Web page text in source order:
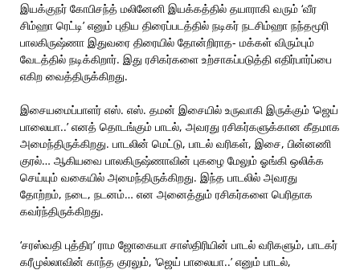
இயக்குநர் கோபிசந்த் மலினேனி இயக்கத்தில் தயாராகி வரும் ‘வீர
சிம்ஹா ரெட்டி’ எனும் புதிய திரைப்படத்தில் நடிகர் நடசிம்ஹா நந்தமூரி
பாலகிருஷ்ணா இதுவரை திரையில் தோன்றிராத- மக்கள் விரும்பும்
வேடத்தில் நடிக்கிறார். இது ரசிகர்களை உற்சாகப்படுத்தி எதிர்பார்ப்பை
எகிற வைத்திருக்கிறது.
இசையமைப்பாளர் எஸ். எஸ். தமன் இசையில் உருவாகி இருக்கும் ‘ஜெய்
பாலையா..’ எனத் தொடங்கும் பாடல், அவரது ரசிகர்களுக்கான கீதமாக
அமைந்திருக்கிறது. பாடலின் மெட்டு, பாடல் வரிகள், இசை, பின்னணி
குரல்… ஆகியவை பாலகிருஷ்ணாவின் புகழை மேலும் ஓங்கி ஒலிக்க
செய்யும் வகையில் அமைந்திருக்கிறது. இந்த பாடலில் அவரது
தோற்றம், நடை, நடனம்… என அனைத்தும் ரசிகர்களை பெரிதாக
கவர்ந்திருக்கிறது.
‘சரஸ்வதி புத்திர’ ராம ஜோகையா சாஸ்திரியின் பாடல் வரிகளும், பாடகர்
கரீமுல்லாவின் காந்த குரலும், ‘ஜெய் பாலையா..’ எனும் பாடல்,